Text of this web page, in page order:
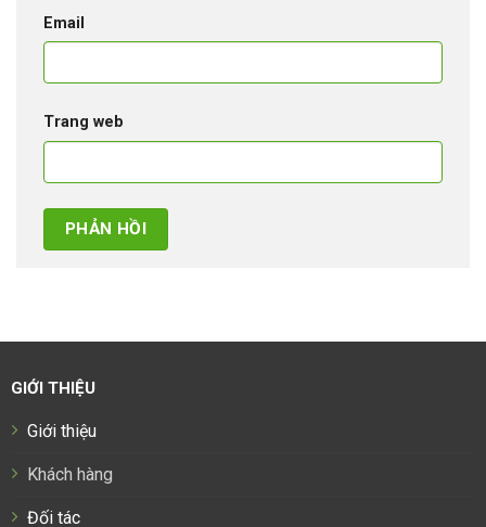
Email
Trang web
GIỚI THIỆU
Giới thiệu
Khách hàng
Đối tác